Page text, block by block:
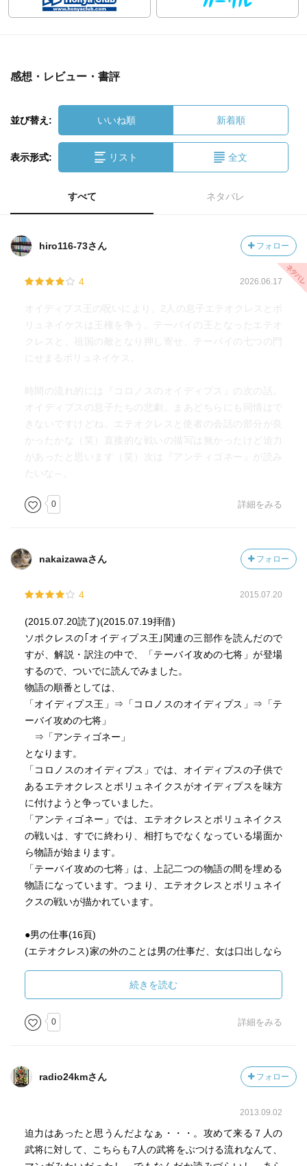
感想・レビュー・書評
並び替え: いいね順 新着順
表示形式: リスト 全文
すべて ネタバレ
hiro116-73さん フォロー
4 2026.06.17
オイディプス王の呪いにより、2人の息子エテオクレスとポ
リュネイケスは王権を争う。テーバイの王となったエテオ
クレスと、祖国の敵となり押し寄せ、テーバイの七つの門
にせまるポリュネイケス。
時間の流れ的には『コロノスのオイディプス』の次の話。
オイディプスの息子たちの悲劇。まあどちらにも同情はで
きないですけどね。エテオクレスと使者の会話の部分が良
かったかな（笑）直接的な戦いの描写は無かったけど迫力
があったと思います（笑）次は『アンティゴネー』が読み
たいな～。
0 詳細をみる
nakaizawaさん フォロー
4 2015.07.20
(2015.07.20読了)(2015.07.19拝借)
ソポクレスの｢オイディプス王｣関連の三部作を読んだので
すが、解説・訳注の中で、「テーバイ攻めの七将」が登場
するので、ついでに読んでみました。
物語の順番としては、
「オイディプス王」⇒「コロノスのオイディプス」⇒「テ
ーバイ攻めの七将」
⇒「アンティゴネー」
となります。
「コロノスのオイディプス」では、オイディプスの子供で
あるエテオクレスとポリュネイクスがオイディプスを味方
に付けようと争っていました。
「アンティゴネー」では、エテオクレスとポリュネイクス
の戦いは、すでに終わり、相打ちでなくなっている場面か
ら物語が始まります。
「テーバイ攻めの七将」は、上記二つの物語の間を埋める
物語になっています。つまり、エテオクレスとポリュネイ
クスの戦いが描かれています。
●男の仕事(16頁)
(エテオクレス)家の外のことは男の仕事だ、女は口出しなら
(使者)城壁をふんまえて、この地の征服者と宣せられ、攻略
の勝鬨をあげて後、殿と刃を合わせ、相討ちとなって共に
骸を並べるかおのれをはずかしめた殿を、生きておれば、
やると言っている。
●葬儀(72頁)
ゆえに、この地に手厚く葬ることに相成った。敵を憎み、
この国での死を選び、父祖の神殿をけがすことなく清浄潔
白に、若人の名誉の死に場所で死なれたからだ。
続きを読む
0 詳細をみる
radio24kmさん フォロー
2013.09.02
迫力はあったと思うんだよなぁ・・・。攻めて来る７人の
武将に対して、こちらも7人の武将をぶつける流れなんて、